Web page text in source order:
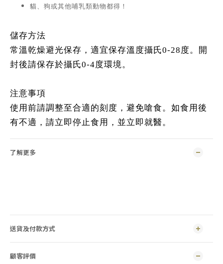
貓、狗或其他哺乳類動物都得！
儲存方法
常溫乾燥避光保存，適宜保存溫度攝氏0-28度。開
封後請保存於攝氏0-4度環境。
注意事項
使用前請調整至合適的刻度，避免嗆食。如食用後
有不適，請立即停止食用，並立即就醫。
了解更多
送貨及付款方式
顧客評價